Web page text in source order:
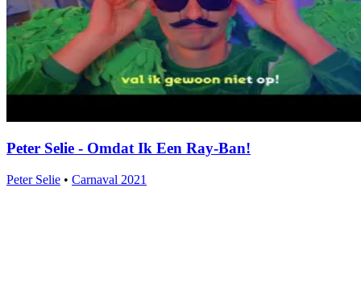
Peter Selie - Omdat Ik Een Ray-Ban!
Peter Selie • Carnaval 2021